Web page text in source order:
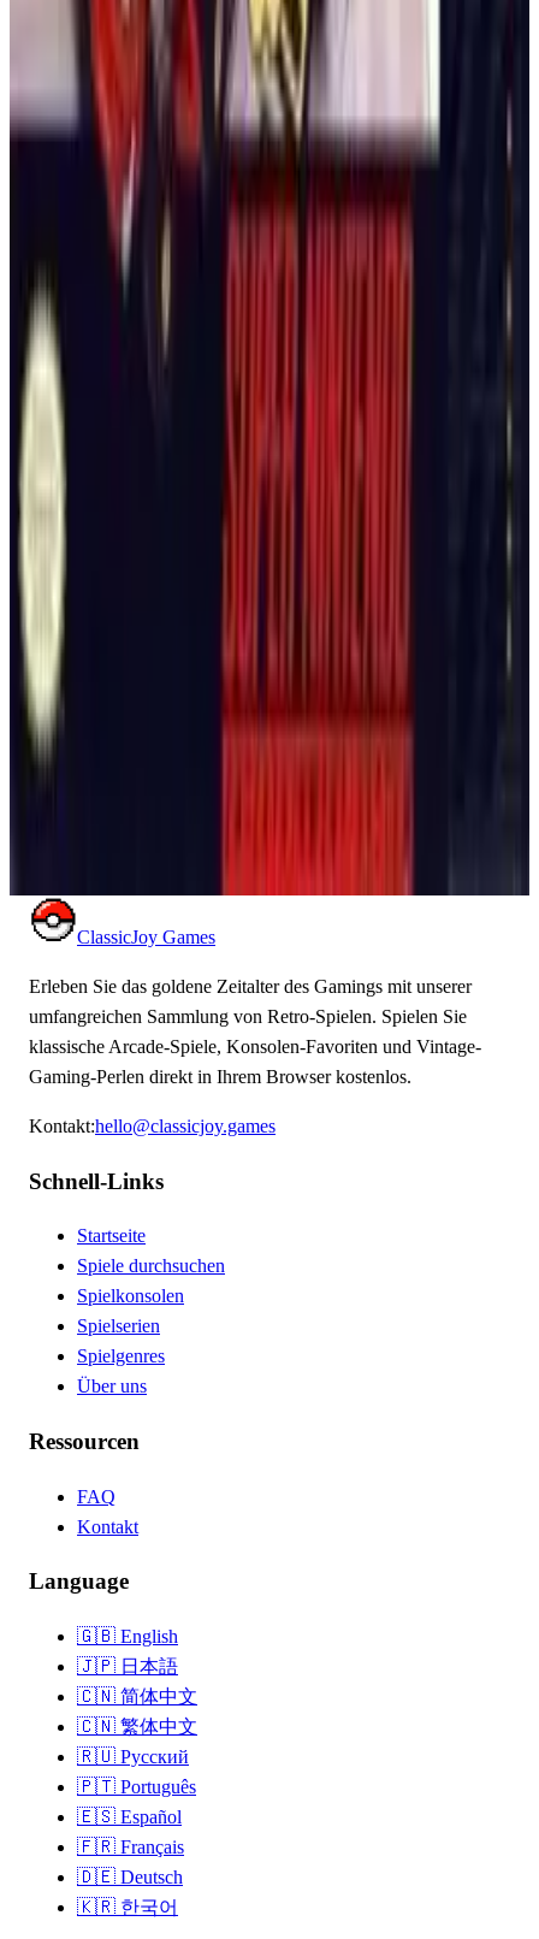
NINTENDO ENTERTAINMENT
1991
Pac-Man 2: Die neuen Abenteuer
Führe einen emotionalen Pac-Man in einem bizarren Point-and-
Click-Abenteuer! Nutze eine Schleuder, um seine Stimmungen
und Handlungen zu beeinflussen, Rätsel zu lösen und seine
täglichen Erledigungen zu meistern. Kein Labyrinthspiel!
SUPER NINTENDO
Super Punch-Out!!
Die 16-Bit-Weiterentwicklung der klassischen Boxserie! Stelle
Kämpfern, meistere neue Super-Schläge und kämpfe dich an
die Spitze der WVBA-Liga.
PUNCH-OUT!!
Super Mario Kart
The game that started it all! Choose from 8 iconic characters
and race through classic Mushroom Kingdom tracks. Use items
like shells and stars to get ahead in this legendary SNES kart
ClassicJoy Games
Erleben Sie das goldene Zeitalter des Gamings mit unserer
umfangreichen Sammlung von Retro-Spielen. Spielen Sie
klassische Arcade-Spiele, Konsolen-Favoriten und Vintage-
Gaming-Perlen direkt in Ihrem Browser kostenlos.
Kontakt:hello@classicjoy.games
Schnell-Links
Startseite
Spiele durchsuchen
Spielkonsolen
Spielserien
Spielgenres
Über uns
Ressourcen
FAQ
Kontakt
Language
🇬🇧 English
🇯🇵 日本語
🇨🇳 简体中文
🇨🇳 繁体中文
🇷🇺 Русский
🇵🇹 Português
🇪🇸 Español
🇫🇷 Français
🇩🇪 Deutsch
🇰🇷 한국어